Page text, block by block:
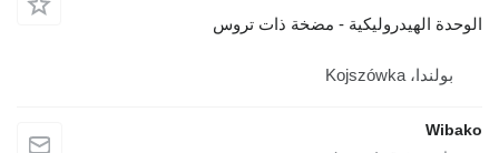
الوحدة الهيدروليكية - مضخة ذات تروس
بولندا، Kojszówka
Wibako